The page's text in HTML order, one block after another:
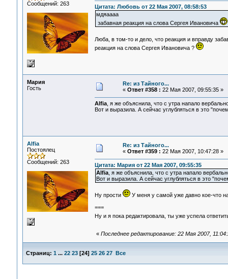
Сообщений: 263
Цитата: Любовь от 22 Мая 2007, 08:58:53
мдяаааа
забавная реакция на слова Сергея Ивановича
Люба, в том-то и дело, что реакция и вправду
реакция на слова Сергея Ивановича ?
Мария
Гость
Re: из Тайного...
« Ответ #358 : 22 Мая 2007, 09:55:35 »
Alfia, я же объяснила, что с утра напало
Вот и выразила. А сейчас углубляться в это
Alfia
Постоялец
Сообщений: 263
Re: из Тайного...
« Ответ #359 : 22 Мая 2007, 10:47:28 »
Цитата: Мария от 22 Мая 2007, 09:55:35
Alfia, я же объяснила, что с утра напало
Вот и выразила. А сейчас углубляться в это
Ну прости
У меня у самой уже давно кое-что
===
Ну и я пока редактировала, ты уже успела
« Последнее редактирование: 22 Мая 2007,
Страниц: 1 ... 22 23[24] 25 26 27 Все